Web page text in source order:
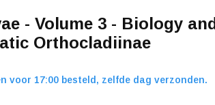
- Volume 3 - Biology and
Orthocladiinae
voor 17:00 besteld, zelfde dag verzonden.